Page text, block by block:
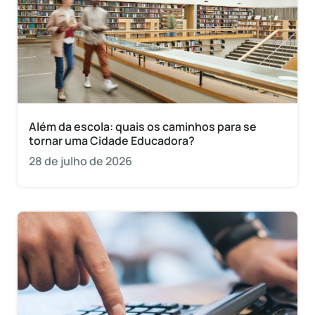
Além da escola: quais os caminhos para se
tornar uma Cidade Educadora?
28 de julho de 2026